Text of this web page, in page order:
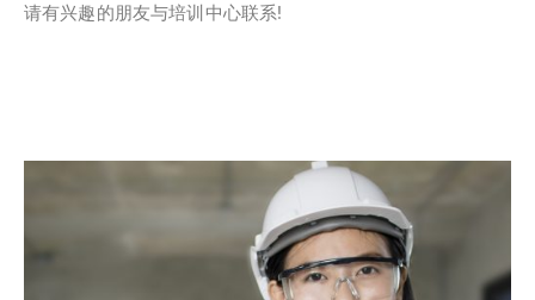
请有兴趣的朋友与培训中心联系!